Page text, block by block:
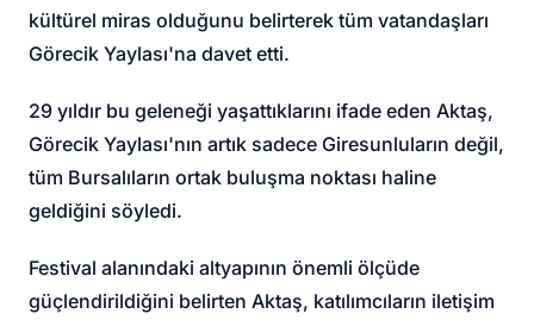
kültürel miras olduğunu belirterek tüm vatandaşları
Görecik Yaylası'na davet etti.
29 yıldır bu geleneği yaşattıklarını ifade eden Aktaş,
Görecik Yaylası'nın artık sadece Giresunluların değil,
tüm Bursalıların ortak buluşma noktası haline
geldiğini söyledi.
Festival alanındaki altyapının önemli ölçüde
güçlendirildiğini belirten Aktaş, katılımcıların iletişim